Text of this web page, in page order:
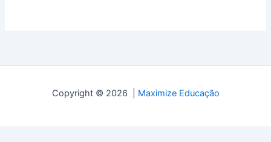
Copyright © 2026 | Maximize Educação